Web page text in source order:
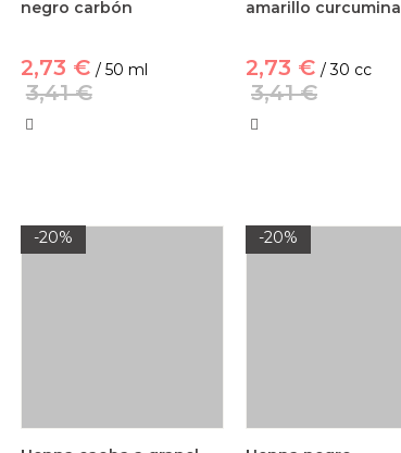
negro carbón
2,73 € / 50 ml
3,41 €
amarillo curcumina
2,73 € / 30 cc
3,41 €
-20% -20%